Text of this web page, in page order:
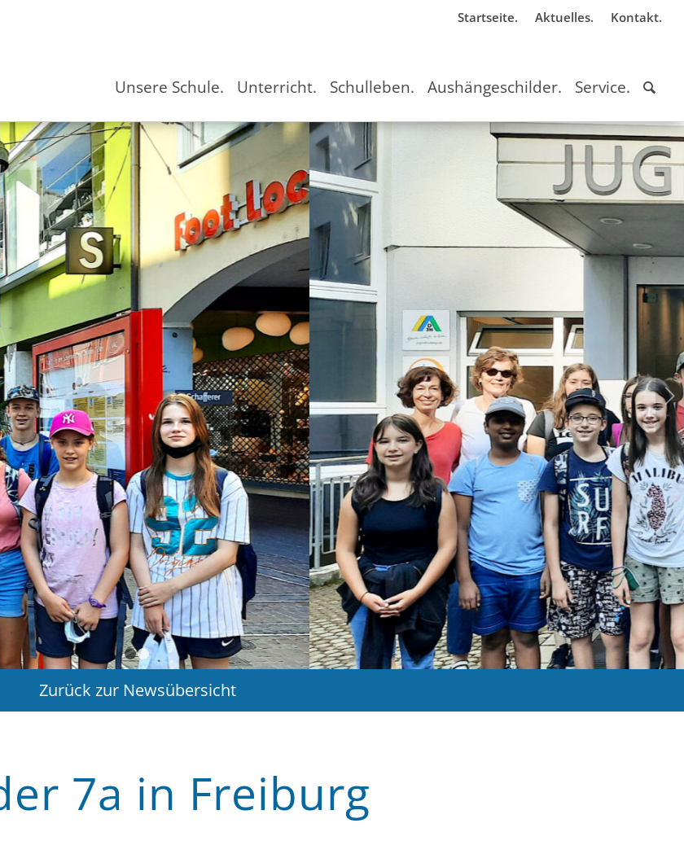
Startseite. Aktuelles. Kontakt.
Unsere Schule. Unterricht. Schulleben. Aushängeschilder. Service.
Weiter
1 2
Zurück zur Newsübersicht
7a in Freiburg